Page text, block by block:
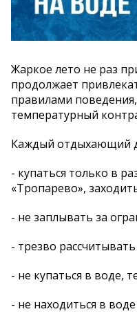
Жаркое лето не раз
продолжает
правилами
температурный
Каждый отдыхающий
- купаться только в
«Тропарево»,
- не заплывать за
- трезво
- не купаться в воде,
- не находиться в